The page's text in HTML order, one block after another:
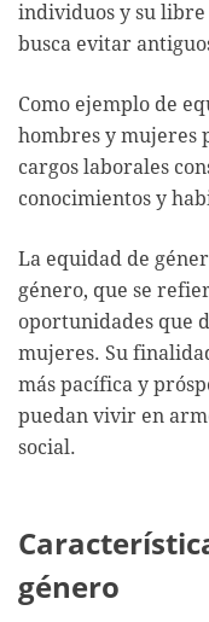
individuos y su
busca evitar
Como ejemplo de
hombres y mujeres
cargos laborales
conocimientos y
La equidad de
género, que se
oportunidades que
mujeres. Su
más pacífica y
puedan vivir en
social.
género